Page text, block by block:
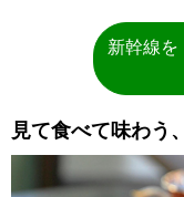
新幹線を
見て食べて味わう